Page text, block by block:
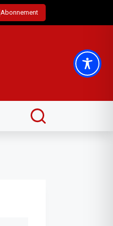
Abonnement